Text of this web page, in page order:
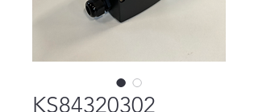
KS84320302